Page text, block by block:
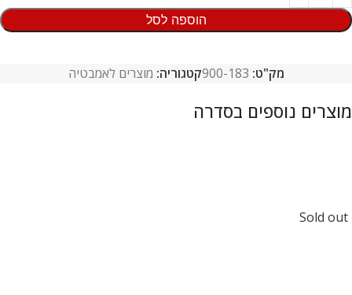
הוספה לסל
מק"ט: 900-183קטגוריה: מוצרים לאמבטיה
Sold out